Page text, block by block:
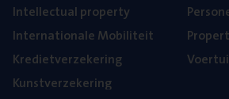
Intel­lec­tu­al property
Inter­na­ti­o­na­le Mobiliteit
Kre­diet­ver­ze­ke­ring
Kunst­ver­ze­ke­ring